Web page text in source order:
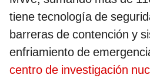
tiene tecnología de
barreras de contención y
enfriamiento de
centro de investigación